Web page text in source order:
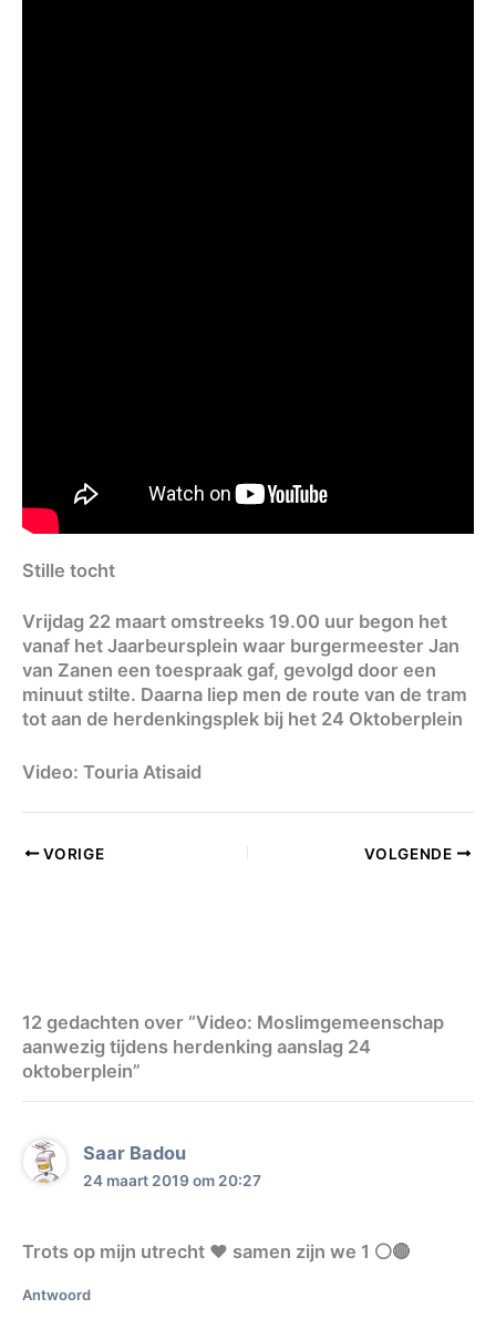
Stille tocht
Vrijdag 22 maart omstreeks 19.00 uur begon het
vanaf het Jaarbeursplein waar burgermeester Jan
van Zanen een toespraak gaf, gevolgd door een
minuut stilte. Daarna liep men de route van de tram
tot aan de herdenkingsplek bij het 24 Oktoberplein
Video: Touria Atisaid
VORIGE VOLGENDE
12 gedachten over “Video: Moslimgemeenschap
aanwezig tijdens herdenking aanslag 24
oktoberplein”
Saar Badou
24 maart 2019 om 20:27
Trots op mijn utrecht ❤ samen zijn we 1 ⚪🔴
Antwoord